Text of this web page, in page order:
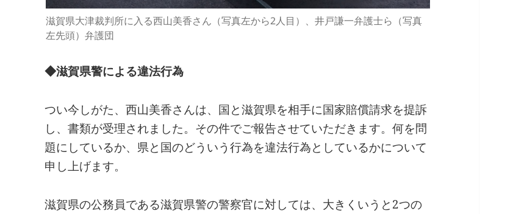
滋賀県大津裁判所に入る西山美香さん（写真左から2人目）、井戸謙一弁護士ら（写真
左先頭）弁護団
◆滋賀県警による違法行為
つい今しがた、西山美香さんは、国と滋賀県を相手に国家賠償請求を提訴
し、書類が受理されました。その件でご報告させていただきます。何を問
題にしているか、県と国のどういう行為を違法行為としているかについて
申し上げます。
滋賀県の公務員である滋賀県警の警察官に対しては、大きくいうと2つの